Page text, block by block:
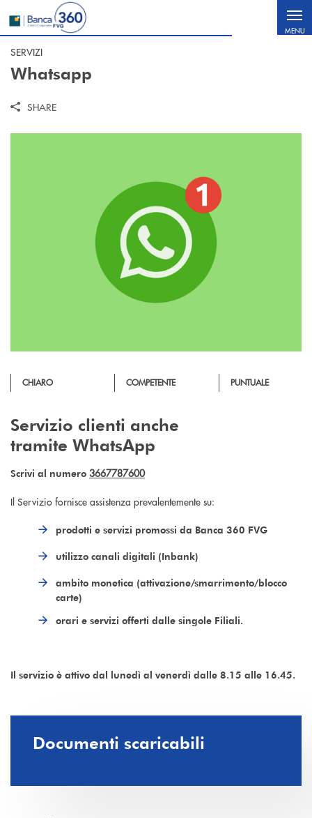
Salta al contenuto principale
MENU
SERVIZI
Whatsapp
SHARE
CHIARO COMPETENTE PUNTUALE
Servizio clienti anche
tramite WhatsApp
Scrivi al numero 3667787600
Il Servizio fornisce assistenza prevalentemente su:
prodotti e servizi promossi da Banca 360 FVG
utilizzo canali digitali (Inbank)
ambito monetica (attivazione/smarrimento/blocco
carte)
orari e servizi offerti dalle singole Filiali.
Il servizio è attivo dal lunedì al venerdì dalle 8.15 alle 16.45.
Documenti scaricabili